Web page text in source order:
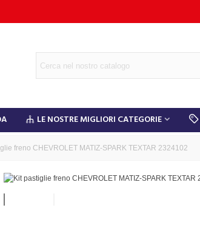
LE NOSTRE MIGLIORI CATEGORIE
freno CHEVROLET MATIZ-SPARK TEXTAR 2324102